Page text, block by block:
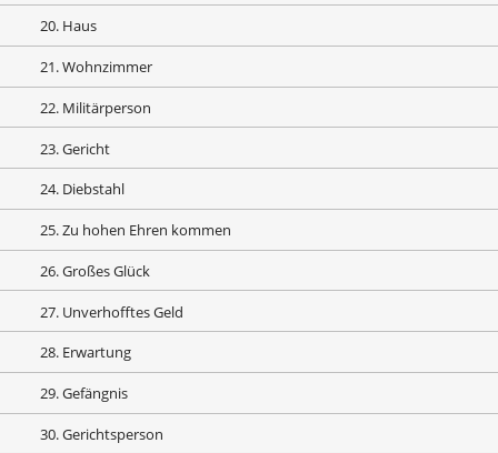
20. Haus
21. Wohnzimmer
22. Militärperson
23. Gericht
24. Diebstahl
25. Zu hohen Ehren kommen
26. Großes Glück
27. Unverhofftes Geld
28. Erwartung
29. Gefängnis
30. Gerichtsperson